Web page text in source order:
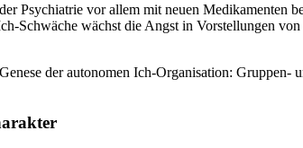
Psychiatrie vor allem mit neuen
Schwäche wächst die Angst in Vorstellungen
der autonomen Ich-Organisation: